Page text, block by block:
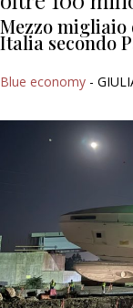
Mezzo
Italia secondo
Blue economy -